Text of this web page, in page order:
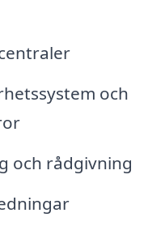
och
och rådgivning